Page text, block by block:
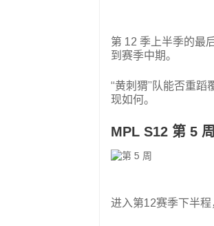
第 12 季上半季的最
到赛季中期。
“黄刺猬”队能否重
现如何。
MPL S12 第 5
进入第12赛季下半程